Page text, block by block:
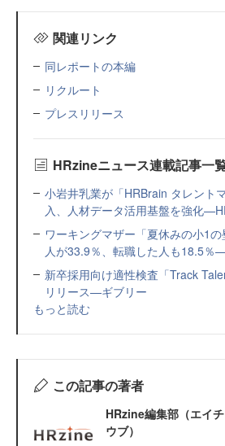
関連リンク
同レポートの本編
リクルート
プレスリリース
HRzineニュース連載記事一
小岩井乳業が「HRBrain タレント
入、人材データ活用基盤を強化
ワーキングマザー「夏休みの小1
人が33.9％、転職した人も18.5％
新卒採用向け適性検査「Track
リリース—ギブリー
もっと読む
この記事の著者
HRzine編集部（エイ
ウブ）